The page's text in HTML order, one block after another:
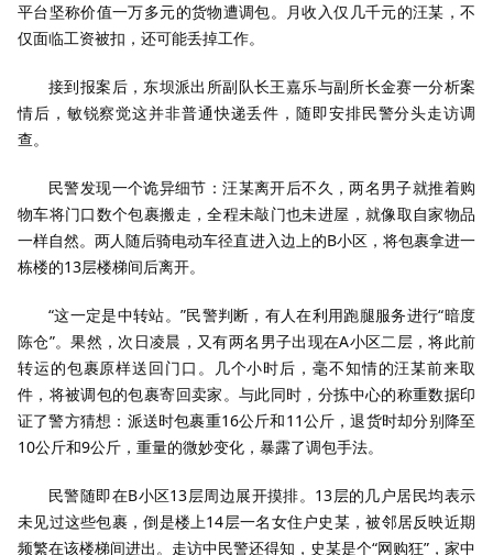
平台坚称价值一万多元的货物遭调包。月收入仅几千元的汪某，不
仅面临工资被扣，还可能丢掉工作。
接到报案后，东坝派出所副队长王嘉乐与副所长金赛一分析案
情后，敏锐察觉这并非普通快递丢件，随即安排民警分头走访调
查。
民警发现一个诡异细节：汪某离开后不久，两名男子就推着购
物车将门口数个包裹搬走，全程未敲门也未进屋，就像取自家物品
一样自然。两人随后骑电动车径直进入边上的B小区，将包裹拿进一
栋楼的13层楼梯间后离开。
“这一定是中转站。”民警判断，有人在利用跑腿服务进行“暗度
陈仓”。果然，次日凌晨，又有两名男子出现在A小区二层，将此前
转运的包裹原样送回门口。几个小时后，毫不知情的汪某前来取
件，将被调包的包裹寄回卖家。与此同时，分拣中心的称重数据印
证了警方猜想：派送时包裹重16公斤和11公斤，退货时却分别降至
10公斤和9公斤，重量的微妙变化，暴露了调包手法。
民警随即在B小区13层周边展开摸排。13层的几户居民均表示
未见过这些包裹，倒是楼上14层一名女住户史某，被邻居反映近期
频繁在该楼梯间进出。走访中民警还得知，史某是个“网购狂”，家中